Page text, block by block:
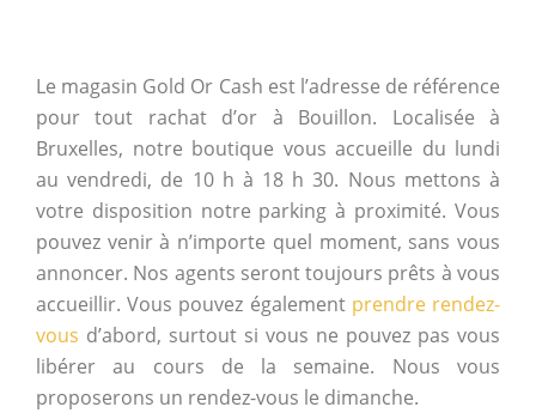
Le magasin Gold Or Cash est l’adresse de référence
pour tout rachat d’or à Bouillon. Localisée à
Bruxelles, notre boutique vous accueille du lundi
au vendredi, de 10 h à 18 h 30. Nous mettons à
votre disposition notre parking à proximité. Vous
pouvez venir à n’importe quel moment, sans vous
annoncer. Nos agents seront toujours prêts à vous
accueillir. Vous pouvez également prendre rendez-
vous d’abord, surtout si vous ne pouvez pas vous
libérer au cours de la semaine. Nous vous
proposerons un rendez-vous le dimanche.